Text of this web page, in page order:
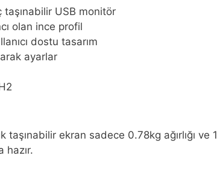
USB monitör
olan ince profil
dostu tasarım
ayarlar
ekran sadece 0.78kg ağırlığı
hazır.